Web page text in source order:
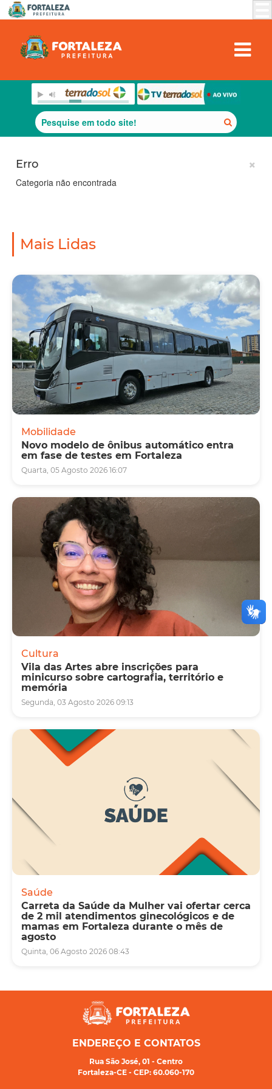
×
Erro
Categoria não encontrada
Mais Lidas
Mobilidade
Novo modelo de ônibus automático entra
em fase de testes em Fortaleza
Quarta, 05 Agosto 2026 16:07
Cultura
Vila das Artes abre inscrições para
minicurso sobre cartografia, território e
memória
Segunda, 03 Agosto 2026 09:13
Saúde
Carreta da Saúde da Mulher vai ofertar cerca
de 2 mil atendimentos ginecológicos e de
mamas em Fortaleza durante o mês de
agosto
Quinta, 06 Agosto 2026 08:43
ENDEREÇO E CONTATOS
Rua São José, 01 - Centro
Fortaleza-CE - CEP: 60.060-170